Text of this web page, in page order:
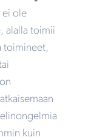
ei ole
alalla toimii
toimineet,
kuin